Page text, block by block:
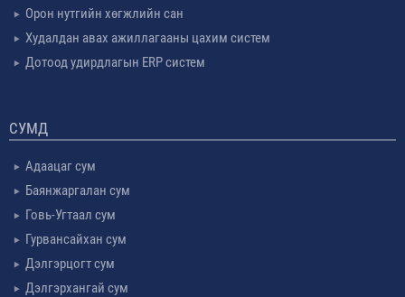
Орон нутгийн хөгжлийн сан
Худалдан авах ажиллагааны цахим систем
Дотоод удирдлагын ERP систем
СУМД
Адаацаг сум
Баянжаргалан сум
Говь-Угтаал сум
Гурвансайхан сум
Дэлгэрцогт сум
Дэлгэрхангай сум